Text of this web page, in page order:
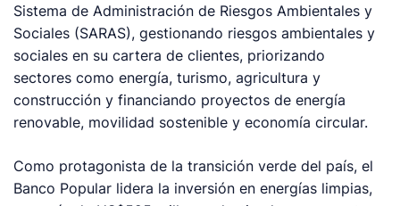
Sistema de Administración de Riesgos Ambientales y
Sociales (SARAS), gestionando riesgos ambientales y
sociales en su cartera de clientes, priorizando
sectores como energía, turismo, agricultura y
construcción y financiando proyectos de energía
renovable, movilidad sostenible y economía circular.
Como protagonista de la transición verde del país, el
Banco Popular lidera la inversión en energías limpias,